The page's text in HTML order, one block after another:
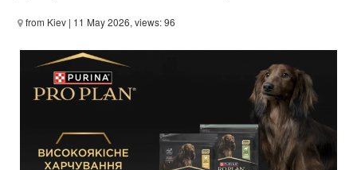
from Kiev | 11 May 2026, views: 96